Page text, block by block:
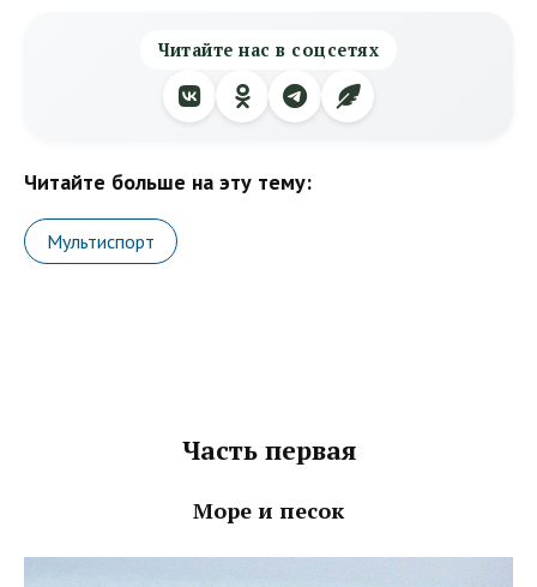
Читайте нас в соцсетях
Читайте больше на эту тему:
Мультиспорт
Часть первая
Море и песок